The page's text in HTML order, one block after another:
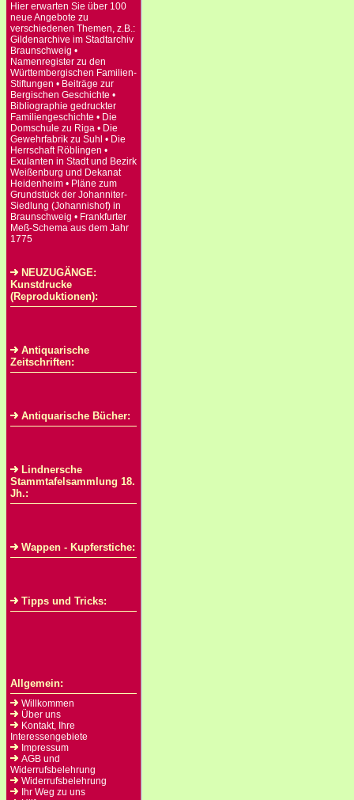
Hier erwarten Sie über 100
neue Angebote zu
verschiedenen Themen, z.B.:
Gildenarchive im Stadtarchiv
Braunschweig •
Namenregister zu den
Württembergischen Familien-
Stiftungen • Beiträge zur
Bergischen Geschichte •
Bibliographie gedruckter
Familiengeschichte • Die
Domschule zu Riga • Die
Gewehrfabrik zu Suhl • Die
Herrschaft Röblingen •
Exulanten in Stadt und Bezirk
Weißenburg und Dekanat
Heidenheim • Pläne zum
Grundstück der Johanniter-
Siedlung (Johannishof) in
Braunschweig • Frankfurter
Meß-Schema aus dem Jahr
1775
NEUZUGÄNGE:
Kunstdrucke
(Reproduktionen):
Antiquarische
Zeitschriften:
Antiquarische Bücher:
Lindnersche
Stammtafelsammlung 18.
Jh.:
Wappen - Kupferstiche:
Tipps und Tricks:
Allgemein:
Willkommen
Über uns
Kontakt, Ihre
Interessengebiete
Impressum
AGB und
Widerrufsbelehrung
Widerrufsbelehrung
Ihr Weg zu uns